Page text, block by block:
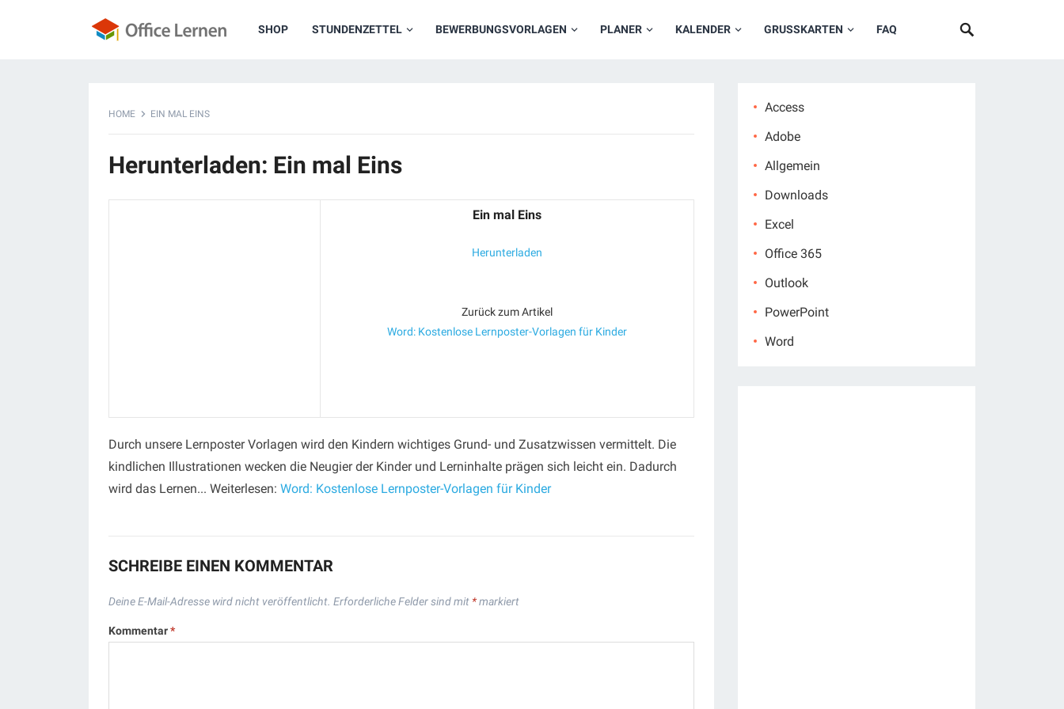
SHOP STUNDENZETTEL BEWERBUNGSVORLAGEN PLANER KALENDER GRUSSKARTEN FAQ
HOME EIN MAL EINS
Herunterladen: Ein mal Eins
Ein mal Eins
Herunterladen
Zurück zum Artikel
Word: Kostenlose Lernposter-Vorlagen für Kinder
Durch unsere Lernposter Vorlagen wird den Kindern wichtiges Grund- und Zusatzwissen vermittelt. Die
kindlichen Illustrationen wecken die Neugier der Kinder und Lerninhalte prägen sich leicht ein. Dadurch
wird das Lernen... Weiterlesen: Word: Kostenlose Lernposter-Vorlagen für Kinder
SCHREIBE EINEN KOMMENTAR
Deine E-Mail-Adresse wird nicht veröffentlicht. Erforderliche Felder sind mit *markiert
Kommentar*
Access
Adobe
Allgemein
Downloads
Excel
Office 365
Outlook
PowerPoint
Word